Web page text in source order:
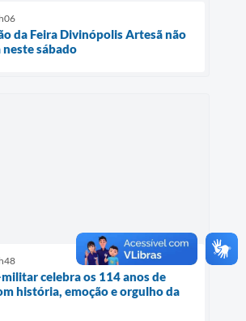
da Feira Divinópolis Artesã não
neste sábado
celebra os 114 anos de
história, emoção e orgulho da